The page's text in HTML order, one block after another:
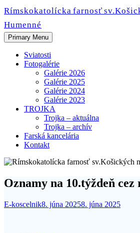
Skip
to
content
Rímskokatolícka farnosť
Humenné
Primary Menu
Sviatosti
Fotogalérie
Galérie 2026
Galérie 2025
Galérie 2024
Galérie 2023
TROJKA
Trojka – aktuálna
Trojka – archív
Farská kancelária
Kontakt
Oznamy na 10.týždeň cez
E-koscelnik8. júna 20258. júna 2025